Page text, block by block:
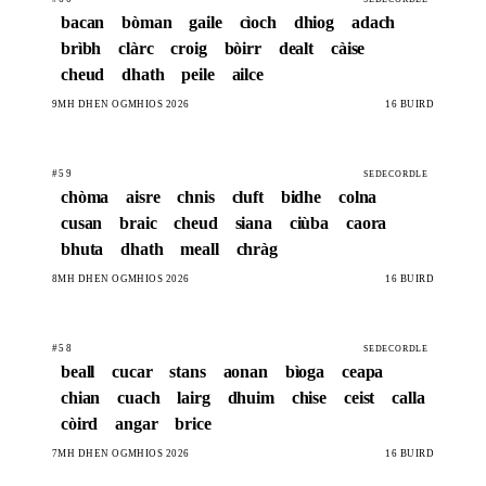
bacan bòman gaile cìoch dhiog
adach
brìbh
clàrc croig bòirr dealt
càise
cheud
dhath peile ailce
9MH DHEN ÒGMHIOS 2026 16 BÙIRD
#59 SEDECORDLE
chòma aisre chnis cluft bidhe
colna
cusan
braic cheud siana ciùba
caora
bhuta
dhath meall chràg
8MH DHEN ÒGMHIOS 2026 16 BÙIRD
#58 SEDECORDLE
beall cucar stans aonan bìoga
ceapa
chian
cuach lairg dhuim chise ceist
calla
còird
angar brice
7MH DHEN ÒGMHIOS 2026 16 BÙIRD